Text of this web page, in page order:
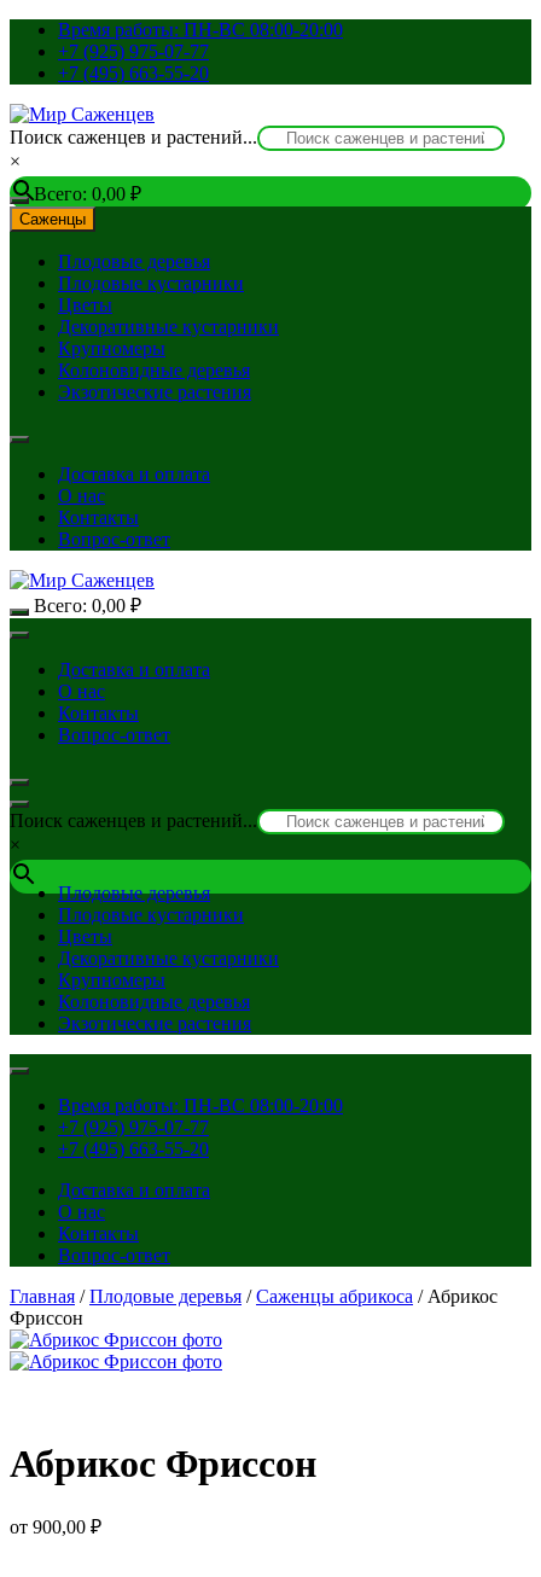
Перейти
содержимому
Время работы: ПН-ВС 08:00-20:00
+7 (925) 975-07-77
+7 (495) 663-55-20
Поиск саженцев и растений...
×
Всего: 0,00 ₽
Саженцы
Плодовые деревья
Плодовые кустарники
Цветы
Декоративные кустарники
Крупномеры
Колоновидные деревья
Экзотические растения
Доставка и оплата
О нас
Контакты
Вопрос-ответ
Всего: 0,00 ₽
Доставка и оплата
О нас
Контакты
Вопрос-ответ
Поиск саженцев и растений...
×
Плодовые деревья
Плодовые кустарники
Цветы
Декоративные кустарники
Крупномеры
Колоновидные деревья
Экзотические растения
Время работы: ПН-ВС 08:00-20:00
+7 (925) 975-07-77
+7 (495) 663-55-20
Доставка и оплата
О нас
Контакты
Вопрос-ответ
Главная /Плодовые деревья /Саженцы абрикоса / Абрикос
Фриссон
Абрикос Фриссон
от 900,00 ₽